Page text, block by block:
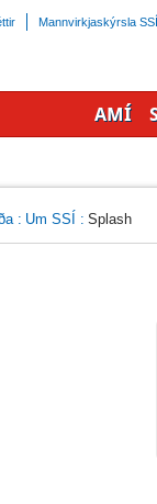
: Um SSÍ : Splash
Mannvirkjaskýrsla SSÍ
AMÍ